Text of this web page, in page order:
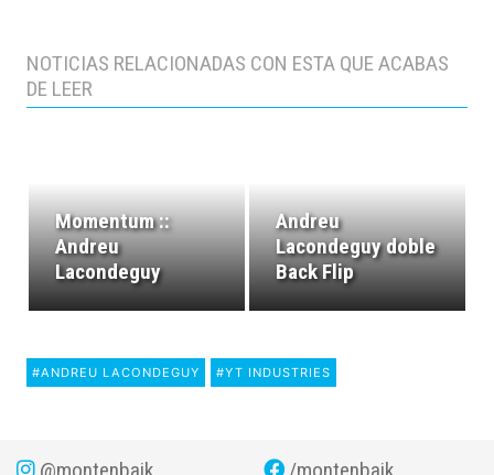
NOTICIAS RELACIONADAS CON ESTA QUE ACABAS
DE LEER
Momentum ::
Andreu
Lacondeguy
Andreu
Lacondeguy doble
Back Flip
#ANDREU LACONDEGUY #YT INDUSTRIES
@montenbaik /montenbaik